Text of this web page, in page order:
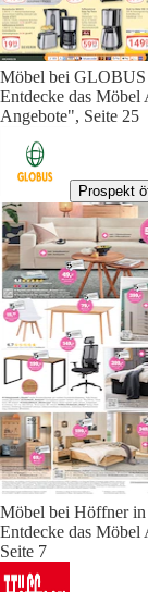
Möbel bei
Entdecke das
Angebote", Seite 25
Prospekt
Möbel bei Höffner
Entdecke das
Seite 7